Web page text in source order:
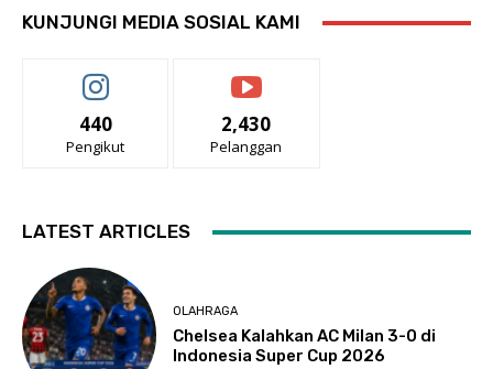
KUNJUNGI MEDIA SOSIAL KAMI
440
Pengikut
2,430
Pelanggan
LATEST ARTICLES
OLAHRAGA
Chelsea Kalahkan AC Milan 3-0 di
Indonesia Super Cup 2026